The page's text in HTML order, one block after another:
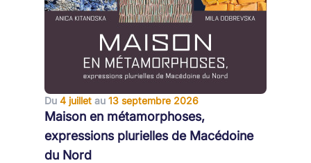
Du 4 juillet au 13 septembre 2026
Maison en métamorphoses,
expressions plurielles de Macédoine
du Nord